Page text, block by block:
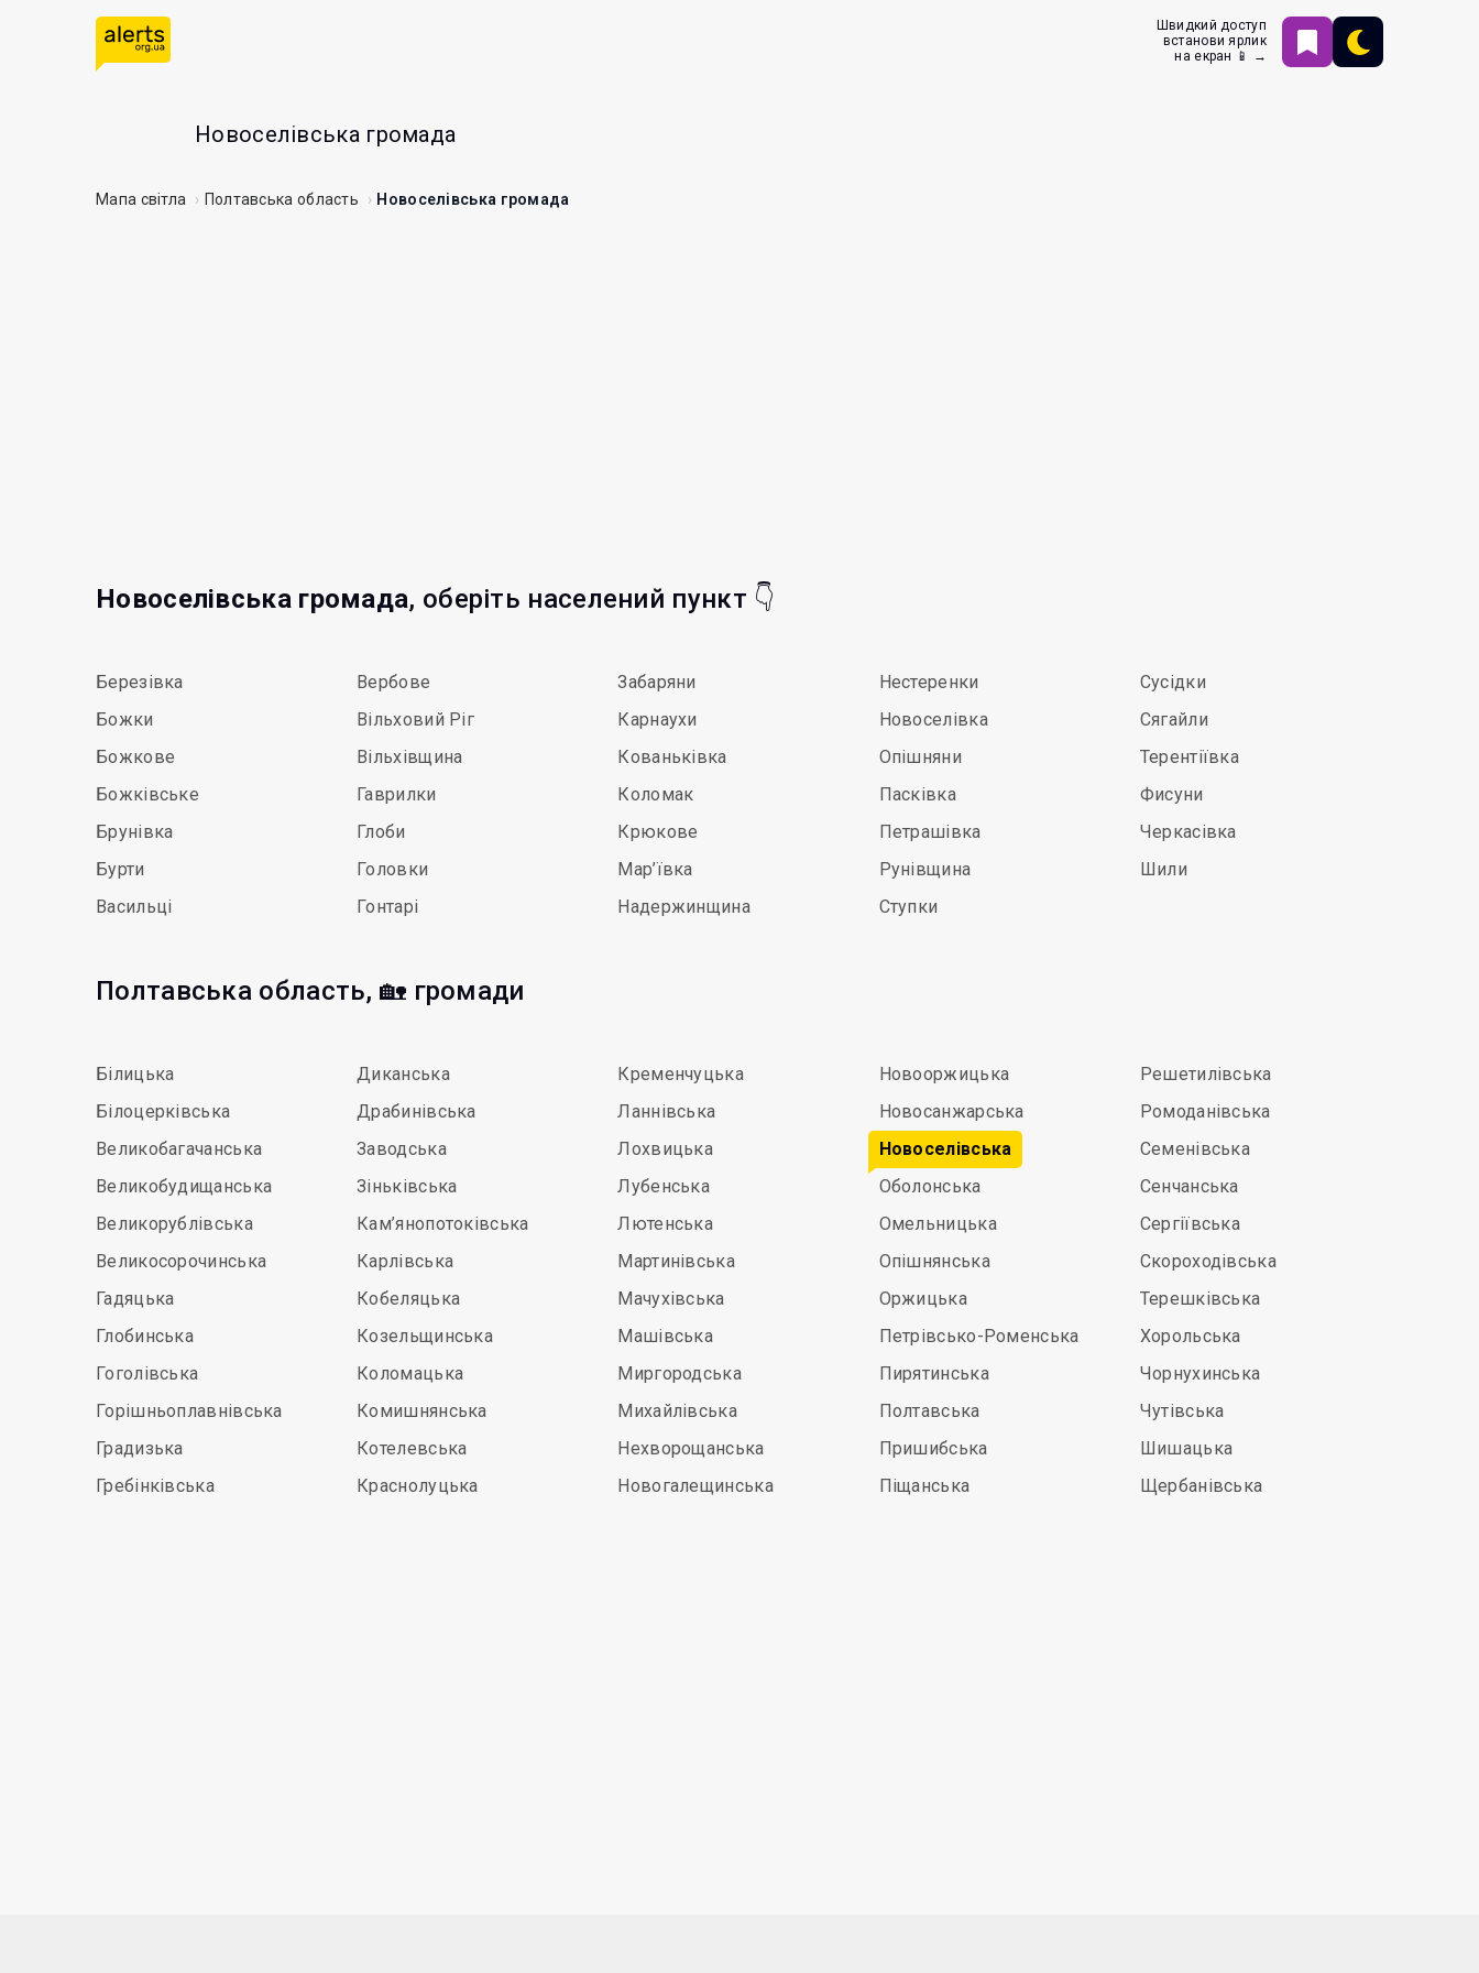
Швидкий доступ
встанови ярлик
на екран 📱 →
Новоселівська громада
Мапа світла Полтавська область Новоселівська громада
Новоселівська громада, оберіть населений пункт 👇
Березівка
Божки
Божкове
Божківське
Брунівка
Бурти
Васильці
Вербове
Вільховий Ріг
Вільхівщина
Гаврилки
Глоби
Головки
Гонтарі
Забаряни
Карнаухи
Кованьківка
Коломак
Крюкове
Мар’ївка
Надержинщина
Нестеренки
Новоселівка
Опішняни
Пасківка
Петрашівка
Рунівщина
Ступки
Сусідки
Сягайли
Терентіївка
Фисуни
Черкасівка
Шили
Полтавська область, 🏡 громади
Білицька
Білоцерківська
Великобагачанська
Великобудищанська
Великорублівська
Великосорочинська
Гадяцька
Глобинська
Гоголівська
Горішньоплавнівська
Градизька
Гребінківська
Диканська
Драбинівська
Заводська
Зіньківська
Кам’янопотоківська
Карлівська
Кобеляцька
Козельщинська
Коломацька
Комишнянська
Котелевська
Краснолуцька
Кременчуцька
Ланнівська
Лохвицька
Лубенська
Лютенська
Мартинівська
Мачухівська
Машівська
Миргородська
Михайлівська
Нехворощанська
Новогалещинська
Новооржицька
Новосанжарська
Новоселівська
Оболонська
Омельницька
Опішнянська
Оржицька
Петрівсько-Роменська
Пирятинська
Полтавська
Пришибська
Піщанська
Решетилівська
Ромоданівська
Семенівська
Сенчанська
Сергіївська
Скороходівська
Терешківська
Хорольська
Чорнухинська
Чутівська
Шишацька
Щербанівська